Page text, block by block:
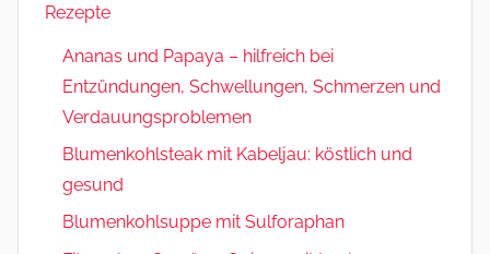
Rezepte
Ananas und Papaya – hilfreich bei
Entzündungen, Schwellungen, Schmerzen und
Verdauungsproblemen
Blumenkohlsteak mit Kabeljau: köstlich und
gesund
Blumenkohlsuppe mit Sulforaphan